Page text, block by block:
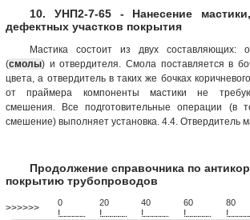
10. УНП2-7-65 - Нанесение
дефектных участков покрытия
Мастика состоит из двух составляющих:
(смолы) и отвердителя. Смола поставляется в
цвета, а отвердитель в таких же бочках
от праймера компоненты мастики не
смешения. Все подготовительные операции (в
смешение) выполняет установка. 4.4. Отвердитель
Продолжение справочника по
покрытию трубопроводов
>>>>>> 0
!...................
20
!...................
40
!...................
60
!...................
80
!.................